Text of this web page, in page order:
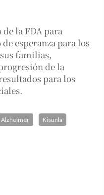
la FDA para
esperanza para los
familias,
de la
para los
Alzheimer Kisunla